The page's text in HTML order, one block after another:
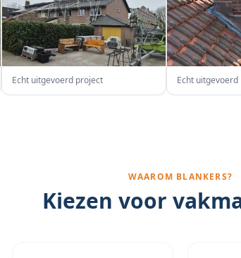
Echt uitgevoerd project Echt
WAAROM BLANKERS?
Kiezen voor